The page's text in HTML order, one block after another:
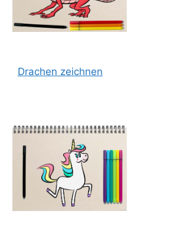
Drachen zeichnen